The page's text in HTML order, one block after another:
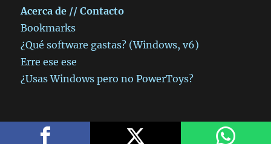
Acerca de // Contacto
Bookmarks
¿Qué software gastas? (Windows, v6)
Erre ese ese
¿Usas Windows pero no PowerToys?
otro blog más Funciona gracias a WordPress